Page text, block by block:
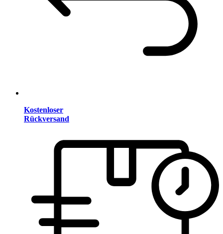
Kostenloser
Rückversand